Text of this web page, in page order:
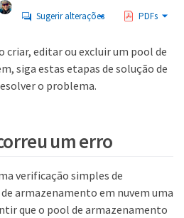
Sugerir alterações PDFs
criar, editar ou excluir um pool de
siga estas etapas de solução de
o problema.
um erro
verificação simples de
armazenamento em nuvem uma
que o pool de armazenamento